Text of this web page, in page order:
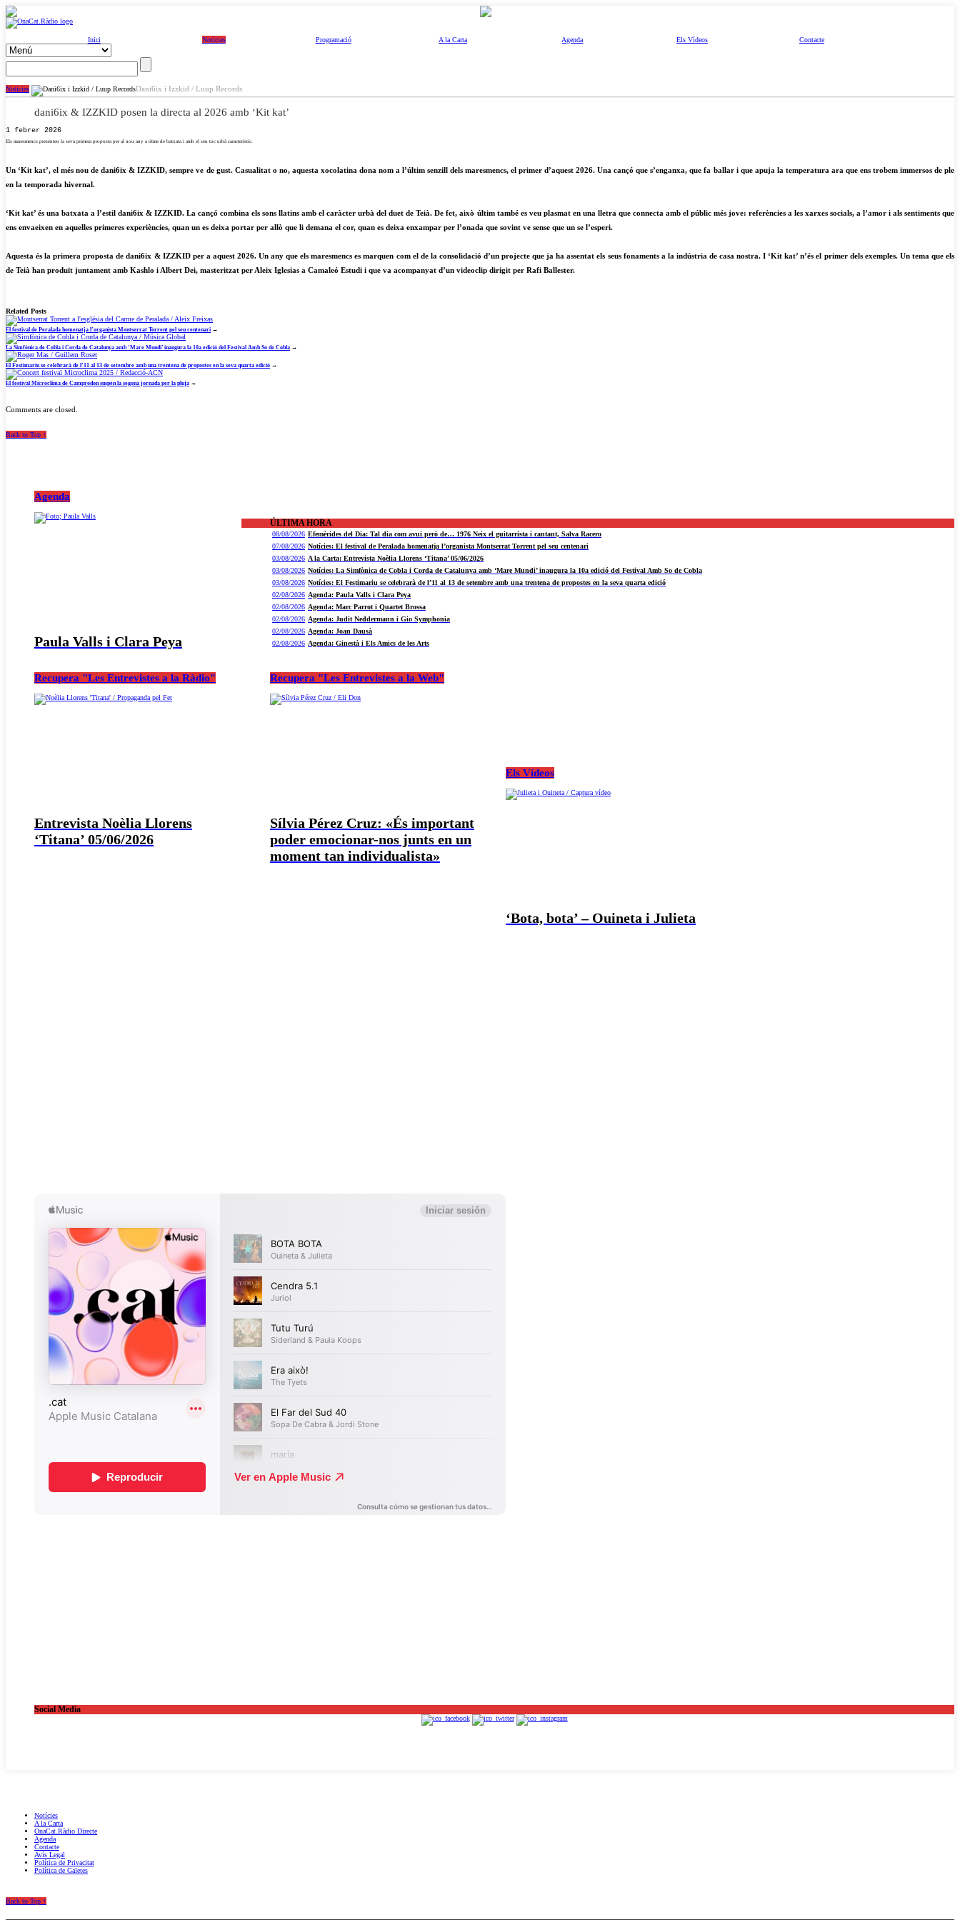
Inici Notícies Programació A la Carta Agenda Els Vídeos Contacte
Notícies Dani6ix i Izzkid / Luup Records
dani6ix & IZZKID posen la directa al 2026 amb ‘Kit kat’
1 febrer 2026
Els maresmencs presenten la seva primera proposta per al nou any a ritme de batxata i amb el seu toc urbà característic.
Un ‘Kit kat’, el més nou de dani6ix & IZZKID, sempre ve de gust. Casualitat o no, aquesta xocolatina dona nom a l’últim senzill dels maresmencs, el primer d’aquest 2026. Una cançó que s’enganxa, que fa ballar i que apuja la temperatura ara que ens trobem immersos de ple
en la temporada hivernal.
‘Kit kat’ és una batxata a l’estil dani6ix & IZZKID. La cançó combina els sons llatins amb el caràcter urbà del duet de Teià. De fet, això últim també es veu plasmat en una lletra que connecta amb el públic més jove: referències a les xarxes socials, a l’amor i als sentiments que
ens envaeixen en aquelles primeres experiències, quan un es deixa portar per allò que li demana el cor, quan es deixa enxampar per l’onada que sovint ve sense que un se l’esperi.
Aquesta és la primera proposta de dani6ix & IZZKID per a aquest 2026. Un any que els maresmencs es marquen com el de la consolidació d’un projecte que ja ha assentat els seus fonaments a la indústria de casa nostra. I ‘Kit kat’ n’és el primer dels exemples. Un tema que els
de Teià han produït juntament amb Kashlo i Albert Dei, masteritzat per Aleix Iglesias a Camaleó Estudi i que va acompanyat d’un videoclip dirigit per Rafi Ballester.
Related Posts
El festival de Peralada homenatja l’organista Montserrat Torrent pel seu centenari →
La Simfònica de Cobla i Corda de Catalunya amb ‘Mare Mundi’ inaugura la 10a edició del Festival Amb So de Cobla →
El Festimariu se celebrarà de l’11 al 13 de setembre amb una trentena de propostes en la seva quarta edició →
El festival Microclima de Camprodon suspèn la segona jornada per la pluja →
Comments are closed.
Back to Top ↑
Agenda
Paula Valls i Clara Peya
ÚLTIMA HORA
08/08/2026 Efemèrides del Dia: Tal dia com avui però de… 1976 Neix el guitarrista i cantant, Salva Racero
07/08/2026 Notícies: El festival de Peralada homenatja l’organista Montserrat Torrent pel seu centenari
03/08/2026 A la Carta: Entrevista Noèlia Llorens ‘Titana’ 05/06/2026
03/08/2026 Notícies: La Simfònica de Cobla i Corda de Catalunya amb ‘Mare Mundi’ inaugura la 10a edició del Festival Amb So de Cobla
03/08/2026 Notícies: El Festimariu se celebrarà de l’11 al 13 de setembre amb una trentena de propostes en la seva quarta edició
02/08/2026 Agenda: Paula Valls i Clara Peya
02/08/2026 Agenda: Marc Parrot i Quartet Brossa
02/08/2026 Agenda: Judit Neddermann i Gio Symphonia
02/08/2026 Agenda: Joan Dausà
02/08/2026 Agenda: Ginestà i Els Amics de les Arts
Recupera "Les Entrevistes a la Ràdio"
Entrevista Noèlia Llorens
‘Titana’ 05/06/2026
Recupera "Les Entrevistes a la Web"
Sílvia Pérez Cruz: «És important
poder emocionar-nos junts en un
moment tan individualista»
Els Vídeos
‘Bota, bota’ – Ouineta i Julieta
Social Media
Notícies
A la Carta
OnaCat.Ràdio Directe
Agenda
Contacte
Avís Legal
Política de Privacitat
Política de Galetes
Back to Top ↑